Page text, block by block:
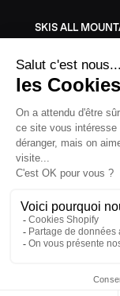
SKIS ALL
Guide des tailles
Cartes Cadeaux
Last Chance
ÉQUIPEMENT
Tout l'Équipement
Casques
Fixations
Bâtons
Couteaux
Textile
Cartes Cadeaux
Last Chance